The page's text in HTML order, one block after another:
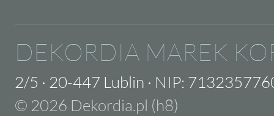
DEKORDIA MAREK
2/5 · 20-447 Lublin · NIP:
© 2026 Dekordia.pl (h8)